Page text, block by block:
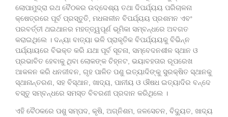
ଲୋପାମୁଦ୍ରା ରଥ ବୈଠକର ଉଦ୍ଦେଶ୍ୟ ତଥା ଦିପର୍ଯ୍ୟୟ ପରିଚାଳନା
କ୍ଷେତ୍ରରେ ପୂର୍ବ ପ୍ରସ୍ତୁତି, ମଧଳାଳୀନ ବିପର୍ଯ୍ୟୟ ପ୍ରଶମନ ଏବଂ
ପରବର୍ତ୍ତୀ ଥଇଥାନର ମହତ୍ତ୍ୱପୂର୍ଣ ଭୂମିକା ସମ୍ବନ୍ଧରେ ଅବଗତ
କରାଇଥିଲେ । ଦନ୍ୟା ବାତ୍ୟା ଭଳି ପ୍ରାକୃତିକ ବିପର୍ଯ୍ୟୟକୁ ବିଭିନ୍ନ
ପର୍ଯ୍ୟାୟରେ ବିଭକ୍ତ କରି ଯଥା ପୂର୍ବ ସୂଚନା, ସମ୍ବେଦନଶୀଳ ସ୍ଥାନ ଓ
ପ୍ରଭାବିତ ହେବାକୁ ଥିବା ଲୋକଙ୍କ ଚିହ୍ନଟ, ଭୟାବହତାର ରୂପରେଖ
ଆକଳନ କରି ଧନଜୀବନ, ଗୃହ ପାଳିତ ପଶୁ ଇତ୍ୟାଦିଙ୍କୁ ସୁରକ୍ଷିତ ସ୍ଥାନକୁ
ସ୍ଥାନାନ୍ତରଣ, ସହ ବିସ୍ଥାନ, ଖାଦ୍ୟ, ପାନୀୟ ଓ ଔଷଧ ଇତ୍ୟାଦିର ବନ୍ଦେ
ବସ୍ତୁ ସମ୍ବନ୍ଧରେ ସମସ୍ତ ବିବରଣୀ ପ୍ରଦାନ କରିଥିଲେ ।
ଏହି ବୈଠକରେ ପଶୁ ସମ୍ପଦ, କୃଷି, ଅଗ୍ନିଶମ, ଜଳସେଚନ, ବିଦ୍ୟୁତ, ଖାଦ୍ୟ